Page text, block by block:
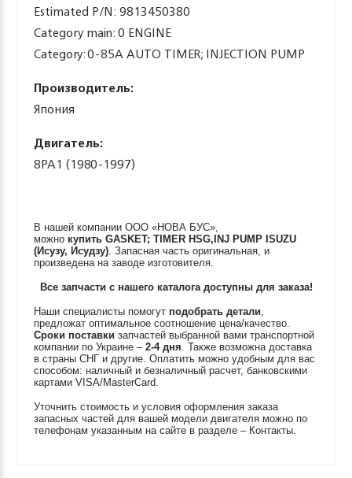
Estimated P/N: 9813450380
Category main: 0 ENGINE
Category: 0-85A AUTO TIMER; INJECTION PUMP
Производитель:
Япония
Двигатель:
8PA1 (1980-1997)
В нашей компании ООО «НОВА БУС»,
можно купитьGASKET; TIMER HSG,INJ PUMP ISUZU
(Исузу, Исудзу). Запасная часть оригинальная, и
произведена на заводе изготовителя.
Все запчасти с нашего каталога доступны для заказа!
Наши специалисты помогут подобрать детали,
предложат оптимальное соотношение цена/качество.
Сроки поставки запчастей выбранной вами транспортной
компании по Украине –2-4 дня. Также возможна доставка
в страны СНГ и другие. Оплатить можно удобным для вас
способом: наличный и безналичный расчет, банковскими
картами VISA/MasterCard.
Уточнить стоимость и условия оформления заказа
запасных частей для вашей модели двигателя можно по
телефонам указанным на сайте в разделе – Контакты.